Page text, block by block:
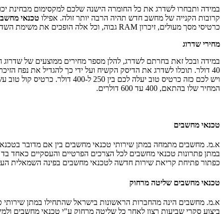
במידה ותבחרו לשדרג את כל החומרה הישנה שלכם למקסימום מבחינת
קרובות הקנייה של מחשב חדש תהיה הרבה יותר זולה. אפילו טכנאי
כרטיסי מסך מעולים, זיכרון RAM גבוה, וכל אלה הופכים את משימת השדרוג למסובכת ויקרה.
מחירי שדרוג
המחיר שלו בהתאם, 400 עד 600 דולרים.
טכנאי מחשבים
א.מ. מחשבים מתמחה במתן שירותי טכנאי מחשבים בין אם מדובר
כפתור פתיחת קריאת שירות חדשה לטכנאי מחשבים בפינה השמאלית
טכנאי מחשבים שליטה מרחוק
א.מ. מחשבים הינה מהחברות הראשונות בישראל שהתחילו במתן שירותי
ביצוע סקרי שביעות רצון לאחר כל שליטה מרחוק ע"י טכנאי